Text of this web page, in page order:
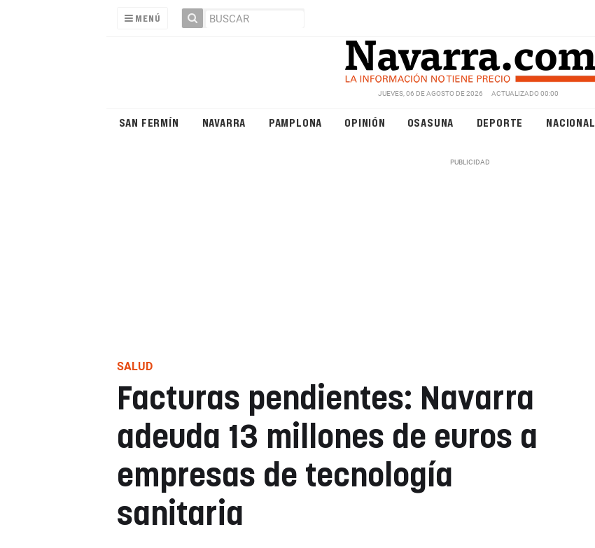
MENÚ
JUEVES, 06 DE AGOSTO DE 2026 ACTUALIZADO 00:00
SAN FERMÍN NAVARRA PAMPLONA OPINIÓN OSASUNA DEPORTE NACIONAL
SALUD
Facturas pendientes: Navarra
adeuda 13 millones de euros a
empresas de tecnología
sanitaria